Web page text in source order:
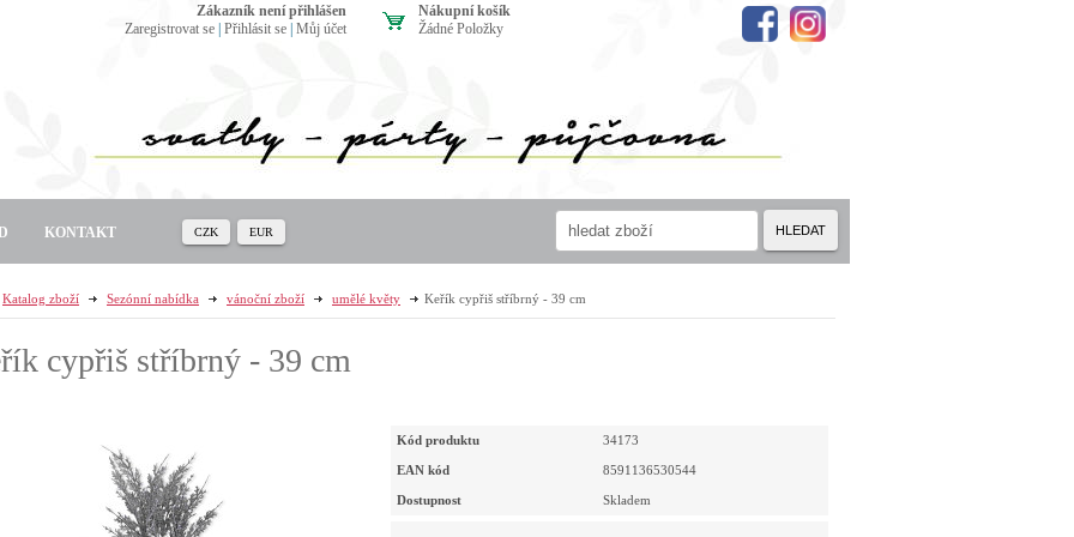
Katalog zboží Sezónní nabídka vánoční zboží umělé květy Keřík cypřiš stříbrný - 39 cm
cypřiš stříbrný - 39 cm
Kód produktu 34173
EAN kód 8591136530544
Dostupnost Skladem
Nákupní košík
Žádné Položky
zákazník není přihlášen
Zaregistrovat se Přihlásit se Můj účet
KONTAKT CZK EUR HLEDAT